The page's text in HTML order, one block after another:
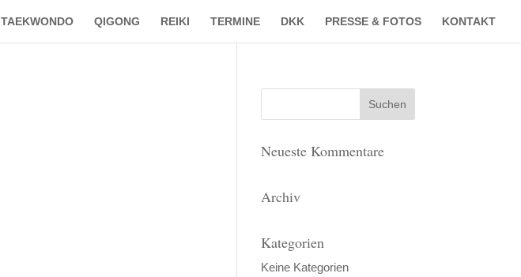
TAEKWONDO QIGONG REIKI TERMINE DKK PRESSE & FOTOS KONTAKT
Neueste Kommentare
Archiv
Kategorien
Keine Kategorien